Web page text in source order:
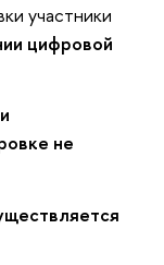
участники
цифровой
не